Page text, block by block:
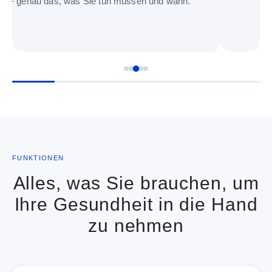
FUNKTIONEN
Alles, was Sie brauchen, um
Ihre Gesundheit in die Hand
zu nehmen